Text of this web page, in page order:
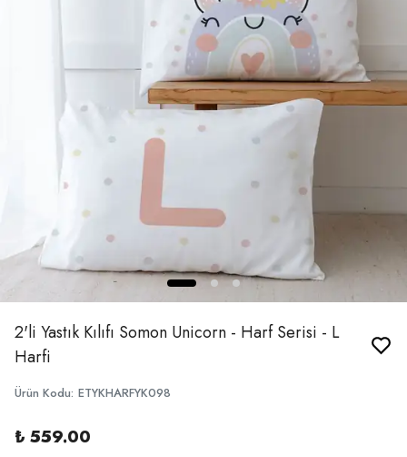
2'li Yastık Kılıfı Somon Unicorn - Harf Serisi - L
Harfi
Ürün Kodu: ETYKHARFYK098
₺ 559.00